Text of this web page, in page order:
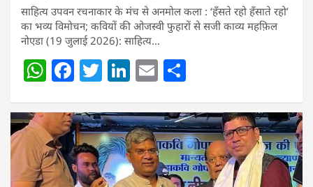
साहित्य उपवन रचनाकार के मंच से अनमोल कला : ‘हॅंसते रहो हॅंसाते रहो’
का भव्य विमोचन; कवियों की ओजस्वी फुहारों से सजी काव्य महफ़िल
नोएडा (19 जुलाई 2026): साहित्य…
W
at
s
A
F
c
e
b
T
itt
er
Li
k
e
dI
E
ai
l
ar
e